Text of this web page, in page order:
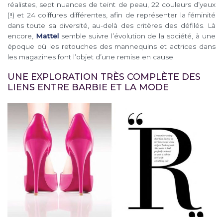
réalistes, sept nuances de teint de peau, 22 couleurs d’yeux
(!!) et 24 coiffures différentes, afin de représenter la féminité
dans toute sa diversité, au-delà des critères des défilés. Là
encore, Mattelsemble suivre l’évolution de la société, à une
époque où les retouches des mannequins et actrices dans
les magazines font l’objet d’une remise en cause.
UNE EXPLORATION TRÈS COMPLÈTE DES
LIENS ENTRE BARBIE ET LA MODE